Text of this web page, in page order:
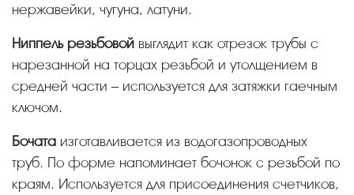
нержавейки, чугуна, латуни.
Ниппель резьбовой выглядит как отрезок трубы с
нарезанной на торцах резьбой и утолщением в
средней части – используется для затяжки гаечным
ключом.
Бочата изготавливается из водогазопроводных
труб. По форме напоминает бочонок с резьбой по
краям. Используется для присоединения счетчиков,